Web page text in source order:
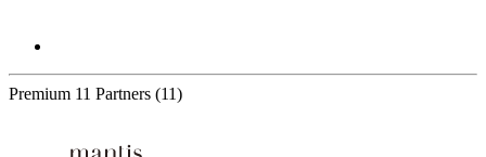
Premium 11 Partners (11)